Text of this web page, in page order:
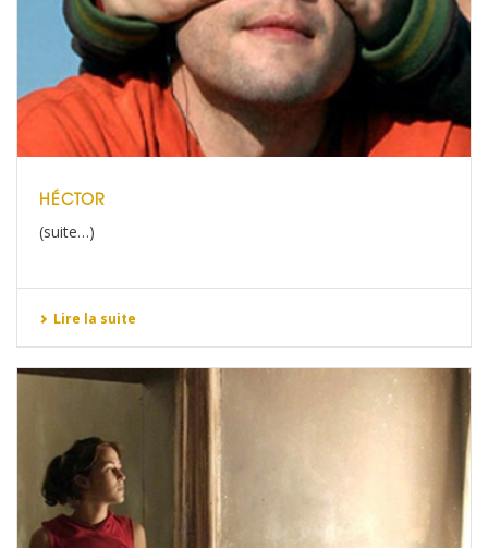
HÉCTOR
(suite…)
Lire la suite